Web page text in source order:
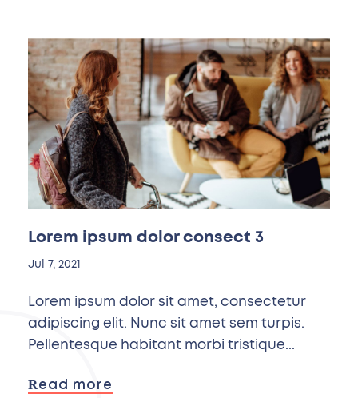
Lorem ipsum dolor consect 3
Jul 7, 2021
Lorem ipsum dolor sit amet, consectetur
adipiscing elit. Nunc sit amet sem turpis.
Pellentesque habitant morbi tristique...
Read more